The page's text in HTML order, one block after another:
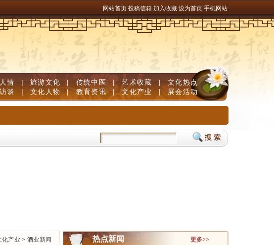
网站首页 投稿信箱 加入收藏 设为首页 手机网站
情 | 旅游文化 | 传统中医 | 艺术收藏 | 文化热点
谈 | 文化人物 | 教育资讯 | 文化产业 | 展会活动
生素B族固发防脱清白发 儿童补脑产品如何挑选？DHA补脑品牌严选榜单，神经酸磷脂酰丝氨酸PS
化产业 > 酒业新闻 热点新闻 更多>>